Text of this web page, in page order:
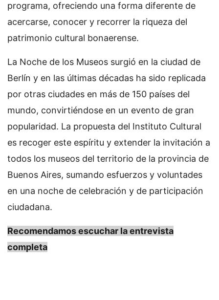
programa, ofreciendo una forma diferente de
acercarse, conocer y recorrer la riqueza del
patrimonio cultural bonaerense.
La Noche de los Museos surgió en la ciudad de
Berlín y en las últimas décadas ha sido replicada
por otras ciudades en más de 150 países del
mundo, convirtiéndose en un evento de gran
popularidad. La propuesta del Instituto Cultural
es recoger este espíritu y extender la invitación a
todos los museos del territorio de la provincia de
Buenos Aires, sumando esfuerzos y voluntades
en una noche de celebración y de participación
ciudadana.
Recomendamos escuchar la entrevista
completa